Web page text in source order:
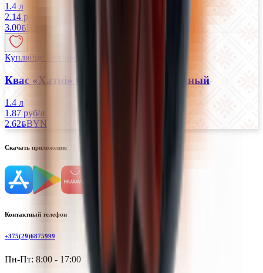
1.4 л
2.14 руб/л
3.00BYNBYN
Купляйце Беларускае
Квас «Хатнi» Спрауны фильтрованный
1.4 л
1.87 руб/л
2.62BYNBYN
Скачать приложение
Контактный телефон
+375(29)6875999
Пн-Пт: 8:00 - 17:00